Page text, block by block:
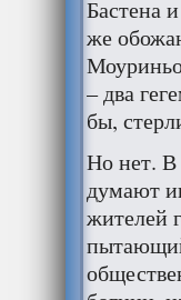
Бастена
же
– два
бы,
Но нет. В
думают
жителей